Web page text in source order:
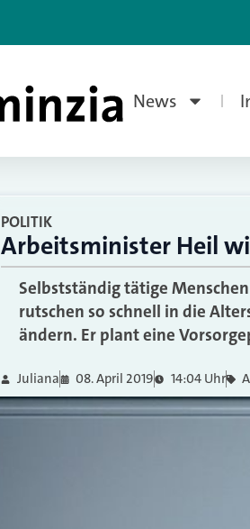
News
POLITIK
Arbeitsminister Heil
Selbstständig tätige
rutschen so schnell in die
ändern. Er plant eine
Juliana 08. April 2019 14:04 Uhr